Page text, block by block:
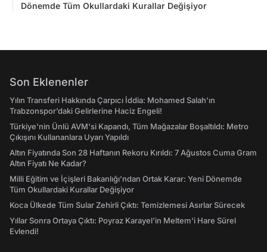
Dönemde Tüm Okullardaki Kurallar Değişiyor
Son Eklenenler
Yılın Transferi Hakkında Çarpıcı İddia: Mohamed Salah'ın
Trabzonspor’daki Gelirlerine Haciz Engeli!
Türkiye'nin Ünlü AVM'si Kapandı, Tüm Mağazalar Boşaltıldı: Metro
Çıkışını Kullananlara Uyarı Yapıldı
Altın Fiyatında Son 28 Haftanın Rekoru Kırıldı: 7 Ağustos Cuma Gram
Altın Fiyatı Ne Kadar?
Milli Eğitim ve İçişleri Bakanlığı’ndan Ortak Karar: Yeni Dönemde
Tüm Okullardaki Kurallar Değişiyor
Koca Ülkede Tüm Sular Zehirli Çıktı: Temizlemesi Asırlar Sürecek
Yıllar Sonra Ortaya Çıktı: Poyraz Karayel'in Meltem'i Hare Sürel
Evlendi!